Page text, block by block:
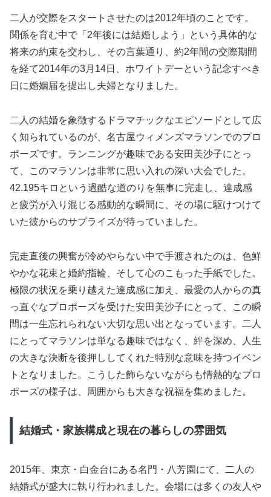
二人が交際をスタートさせたのは2012年頃のことです。
関係を育む中で「2年後には結婚しよう」という具体的な
将来の約束を交わし、その言葉通り、約2年間の交際期間
を経て2014年の3月14日、ホワイトデーという記念すべき
日に婚姻届を提出し夫婦となりました。
二人の結婚を象徴するドラマチックなエピソードとして広
く知られているのが、名古屋ウィメンズマラソンでのプロ
ポーズです。ランニングが趣味である安田美沙子にとっ
て、このマラソンは非常に思い入れの深い大会でした。
42.195キロという過酷な道のりを無事に完走し、達成感
と疲労が入り混じる感動的な瞬間に、その場に駆けつけて
いた彼からのサプライズが待っていました。
完走直後の興奮が冷めやらない中で手渡されたのは、色鮮
やかな花束と婚約指輪、そして心のこもった手紙でした。
極限の状況を乗り越えた達成感に加え、最愛の人からの真
っ直ぐなプロポーズを受けた安田美沙子にとって、この瞬
間は一生忘れられない大切な思い出となっています。二人
にとってマラソンは単なる趣味ではなく、絆を深め、人生
の大きな決断を後押ししてくれた特別な意味を持つイベン
トとなりました。こうした飾らないながらも情熱的なプロ
ポーズの様子は、周囲からも大きな祝福を集めました。
結婚式・家族構成と現在の暮らしの雰囲気
2015年、東京・白金台にある名門・八芳園にて、二人の
結婚式が盛大に執り行われました。会場には多くの友人や